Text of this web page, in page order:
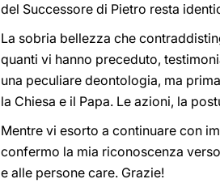
del Successore di Pietro resta
La sobria bellezza che
quanti vi hanno preceduto,
una peculiare deontologia, ma
la Chiesa e il Papa. Le azioni, la
Mentre vi esorto a continuare con
confermo la mia riconoscenza
e alle persone care. Grazie!